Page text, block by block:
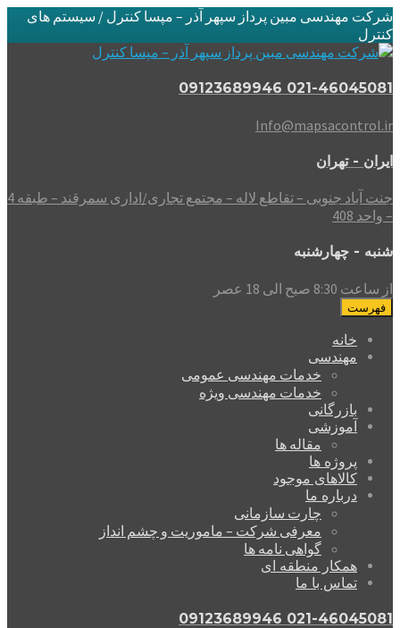
شرکت مهندسی مبین پرداز سپهر آذر – مپسا کنترل / سیستم های
کنترل
021-46045081 09123689946
Info@mapsacontrol.ir
ایران - تهران
جنت آباد جنوبی – تقاطع لاله – مجتمع تجاری/اداری سمرقند – طبقه 4
– واحد 408
شنبه - چهارشنبه
از ساعت 8:30 صبح الی 18 عصر
فهرست
خانه
مهندسی
خدمات مهندسی عمومی
خدمات مهندسی ویژه
بازرگانی
آموزشی
مقاله ها
پروژه ها
کالاهای موجود
درباره ما
چارت سازمانی
معرفی شرکت – ماموریت و چشم انداز
گواهی نامه ها
همکار منطقه ای
تماس با ما
021-46045081 09123689946